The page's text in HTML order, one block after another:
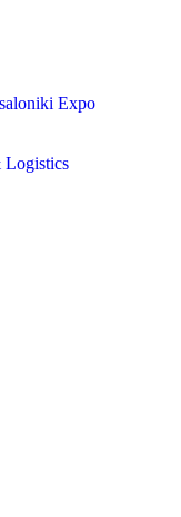
Expo
Logistics